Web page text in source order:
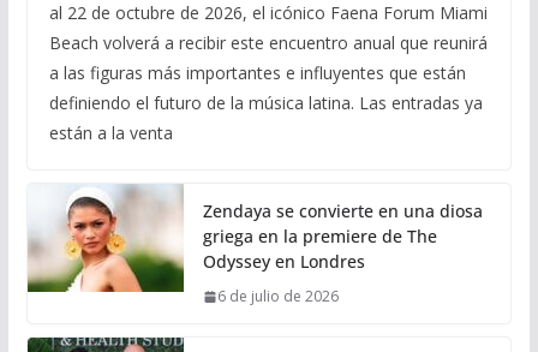
al 22 de octubre de 2026, el icónico Faena Forum Miami
Beach volverá a recibir este encuentro anual que reunirá
a las figuras más importantes e influyentes que están
definiendo el futuro de la música latina. Las entradas ya
están a la venta
Zendaya se convierte en una diosa
griega en la premiere de The
Odyssey en Londres
6 de julio de 2026